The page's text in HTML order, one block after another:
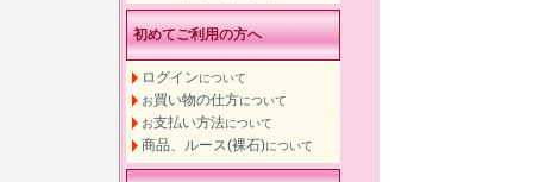
初めてご利用の方へ
ログインについて
お買い物の仕方について
お支払い方法について
商品、ルース(裸石)について